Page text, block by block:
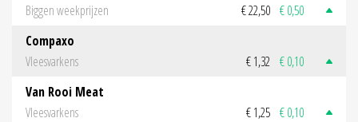
Biggen weekprijzen
€ 22,50 € 0,50
Compaxo
Vleesvarkens
€ 1,32 € 0,10
Van Rooi Meat
Vleesvarkens
€ 1,25 € 0,10